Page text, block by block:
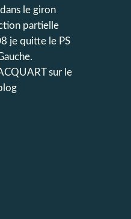
le giron
partielle
je quitte le PS
sur le